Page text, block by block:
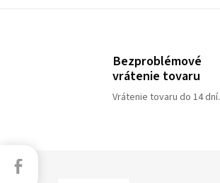
Bezproblémové
vrátenie tovaru
Vrátenie tovaru do 14 dní.